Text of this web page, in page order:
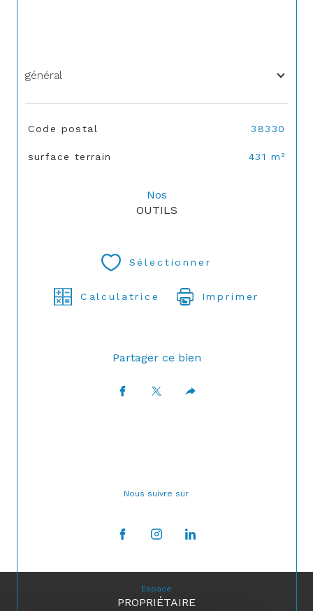
général
TRAD_SIROCCO_Caracteristique
Code postal 38330
surface terrain 431 m²
Nos
OUTILS
Sélectionner
Calculatrice Imprimer
Partager ce bien
Nous suivre sur
Espace
PROPRIÉTAIRE